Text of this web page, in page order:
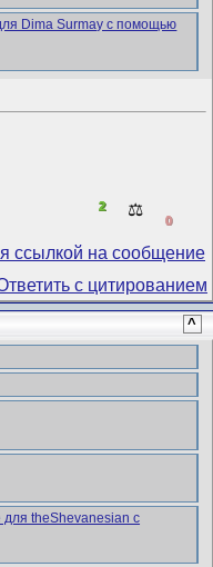
2 ⚖️
0
^